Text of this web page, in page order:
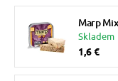
Marp
Skladem
1,6 €